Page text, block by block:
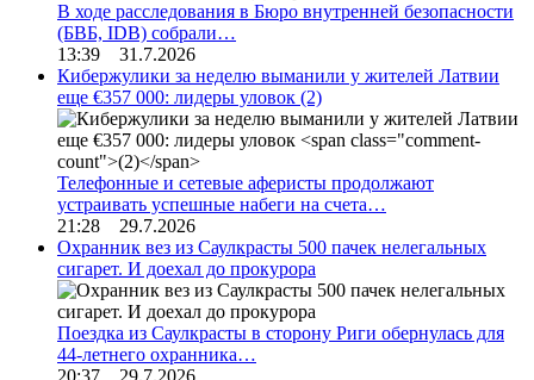
В ходе расследования в Бюро внутренней безопасности
(БВБ, IDB) собрали…
13:39 31.7.2026
Кибержулики за неделю выманили у жителей Латвии
еще €357 000: лидеры уловок (2)
Телефонные и сетевые аферисты продолжают
устраивать успешные набеги на счета…
21:28 29.7.2026
Охранник вез из Саулкрасты 500 пачек нелегальных
сигарет. И доехал до прокурора
Поездка из Саулкрасты в сторону Риги обернулась для
44-летнего охранника…
20:37 29.7.2026